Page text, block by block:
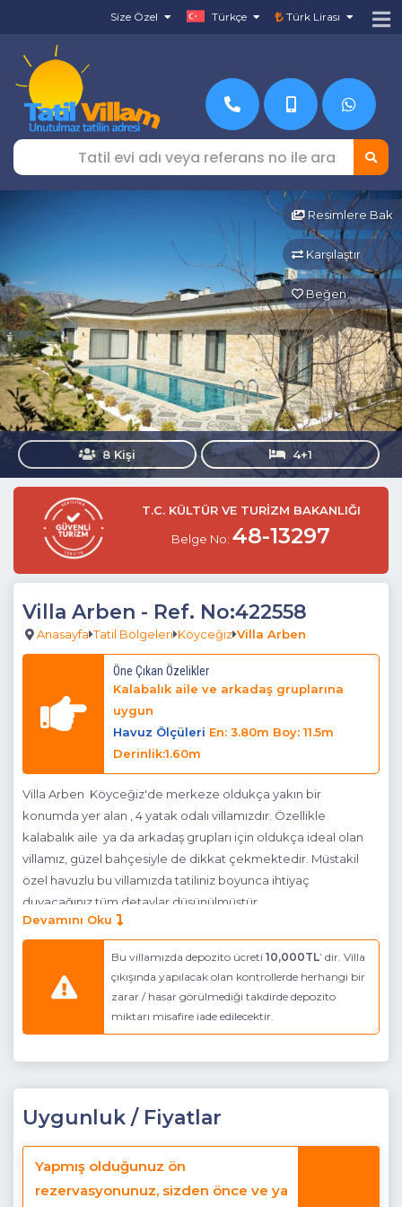
Size Özel Türkçe Türk Lirası
Resimlere Bak
Karşılaştır
Beğen
8 Kişi 4+1
T.C. KÜLTÜR VE TURİZM BAKANLIĞI
Belge No: 48-13297
Villa Arben - Ref. No:422558
Anasayfa Tatil Bölgeleri Köyceğiz Villa Arben
Öne Çıkan Özelikler
Kalabalık aile ve arkadaş gruplarına
uygun
Havuz Ölçüleri En: 3.80m Boy: 11.5m
Derinlik:1.60m
Villa Arben Köyceğiz'de merkeze oldukça yakın bir
konumda yer alan , 4 yatak odalı villamızdır. Özellikle
kalabalık aile ya da arkadaş grupları için oldukça ideal olan
villamız, güzel bahçesiyle de dikkat çekmektedir. Müstakil
özel havuzlu bu villamızda tatiliniz boyunca ihtiyaç
duyacağınız tüm detaylar düşünülmüştür.
Detayları :
Özel yüzme havuzu, 4 adet şezlong, 2 adet
Buzdolabı, bulaşık makinası, çamaşır makinası,
ankastre ocak, ankastre fırın, elektrikli su ısıtıcı kettle, kahve
makinası, 10 kişilik yemek takımı, kaşık ve çatal takımı,
tencere ve tava takımı, fincan takımı, bardaklar
(çay,su,nescafe ve rakı) bulunmaktadır.
Devamını Oku
Bu villamızda depozito ücreti 10,000TL’ dir. Villa
çıkışında yapılacak olan kontrollerde herhangi bir
zarar / hasar görülmediği takdirde depozito
miktarı misafire iade edilecektir.
Uygunluk / Fiyatlar
Yapmış olduğunuz ön
rezervasyonunuz, sizden önce ve ya